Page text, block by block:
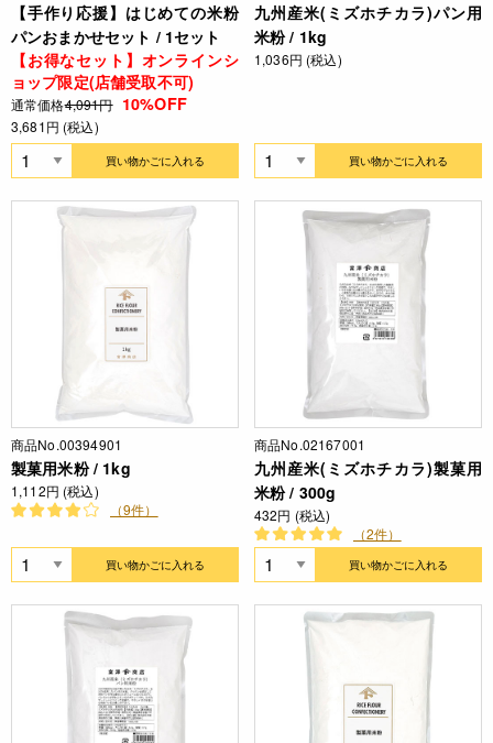
【手作り応援】はじめての米粉
パンおまかせセット / 1セット
【お得なセット】オンラインシ
ョップ限定(店舗受取不可)
通常価格4,091円 10%OFF
3,681円 (税込)
買い物かごに入れる
九州産米(ミズホチカラ)パン用
米粉 / 1kg
1,036円 (税込)
買い物かごに入れる
商品No.00394901
製菓用米粉 / 1kg
1,112円 (税込)
（9件）
買い物かごに入れる
商品No.02167001
九州産米(ミズホチカラ)製菓用
米粉 / 300g
432円 (税込)
（2件）
買い物かごに入れる